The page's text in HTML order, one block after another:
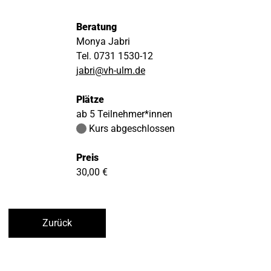
Beratung
Monya Jabri
Tel. 0731 1530-12
jabri@vh-ulm.de
Plätze
ab 5 Teilnehmer*innen
Kurs abgeschlossen
Preis
30,00 €
Zurück